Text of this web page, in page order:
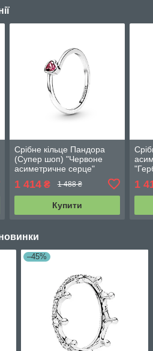
Срібне кільце Пандора
(Супер шоп) "Червоне
асиметричне серце"
1 414₴ 1 488 ₴
Купити
1
–45%